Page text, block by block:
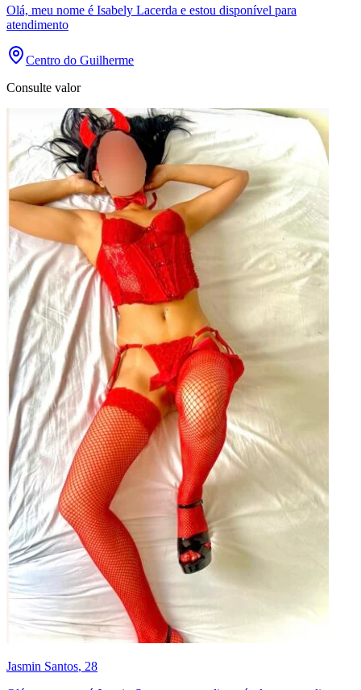
Olá, meu nome é Isabely Lacerda e estou disponível para
atendimento
Centro do Guilherme
Consulte valor
Jasmin Santos, 28